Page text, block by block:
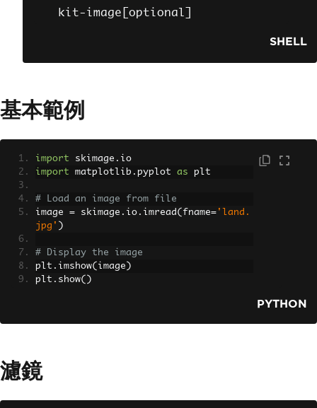
kit-image optional
SHELL
基本範例
import skimage . io
import matplotlib . pyplot as plt
# Load an image from file
image = skimage . io . imread ( fname= 'land.
jpg' )
# Display the image
plt . imshow( image )
plt . show()
PYTHON
濾鏡